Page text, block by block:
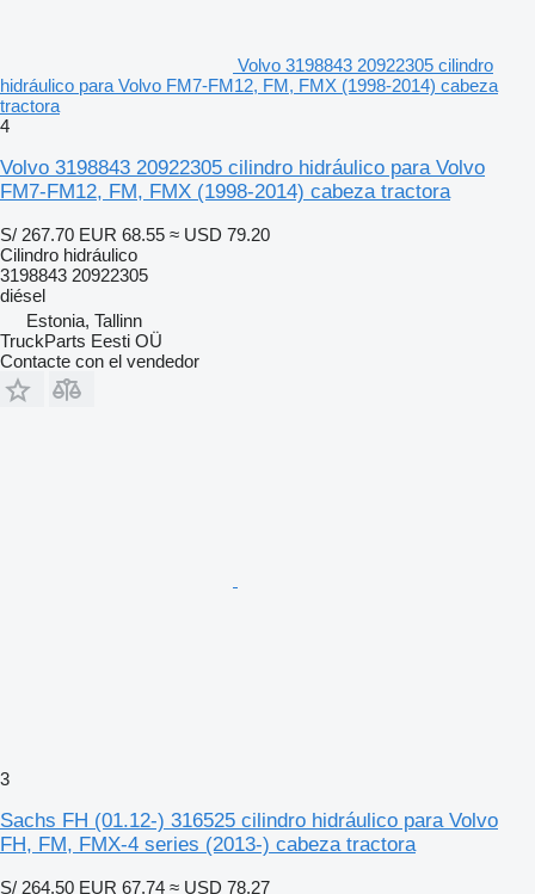
Volvo 3198843 20922305 cilindro
hidráulico para Volvo FM7-FM12, FM, FMX (1998-2014) cabeza
tractora
4
Volvo 3198843 20922305 cilindro hidráulico para Volvo
FM7-FM12, FM, FMX (1998-2014) cabeza tractora
S/ 267.70 EUR 68.55 ≈ USD 79.20
Cilindro hidráulico
3198843 20922305
diésel
Estonia, Tallinn
TruckParts Eesti OÜ
Contacte con el vendedor
3
Sachs FH (01.12-) 316525 cilindro hidráulico para Volvo
FH, FM, FMX-4 series (2013-) cabeza tractora
S/ 264.50 EUR 67.74 ≈ USD 78.27